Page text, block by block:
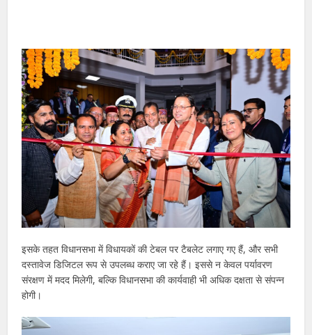
इसके तहत विधानसभा में विधायकों की टेबल पर टैबलेट लगाए गए हैं, और सभी
दस्तावेज डिजिटल रूप से उपलब्ध कराए जा रहे हैं। इससे न केवल पर्यावरण
संरक्षण में मदद मिलेगी, बल्कि विधानसभा की कार्यवाही भी अधिक दक्षता से संपन्न
होगी।